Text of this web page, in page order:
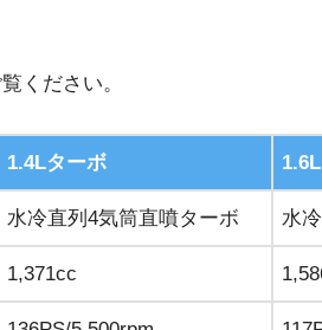
ください。
1.4Lターボ 1.6L
水冷直列4気筒直噴ターボ 水
1,371cc